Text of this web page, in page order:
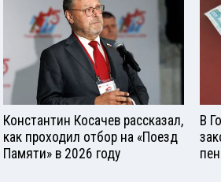
Константин Косачев рассказал,
как проходил отбор на «Поезд
Памяти» в 2026 году
В